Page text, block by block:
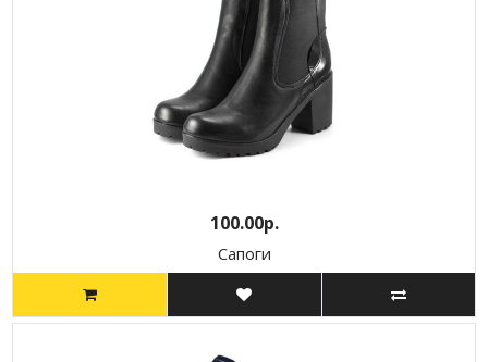
100.00р.
Сапоги